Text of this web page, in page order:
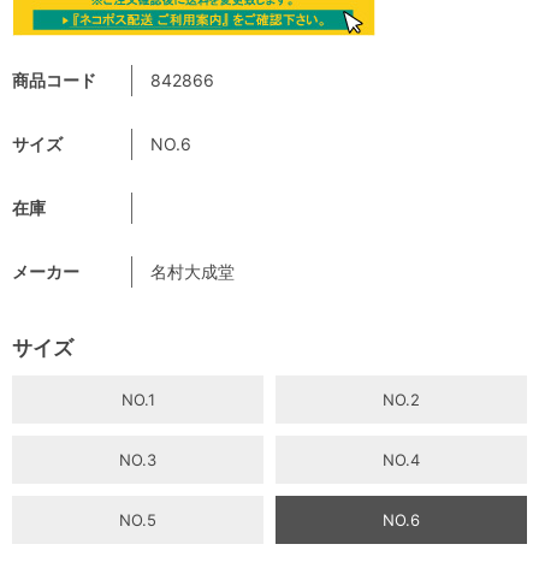
商品コード 842866
サイズ NO.6
在庫
メーカー 名村大成堂
サイズ
NO.1 NO.2
NO.3 NO.4
NO.5 NO.6